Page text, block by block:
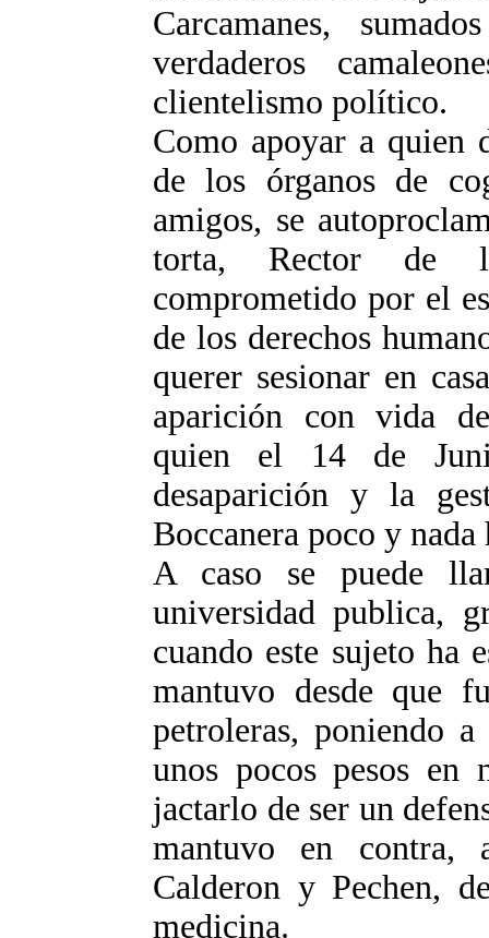
Carcamanes,
verdaderos
clientelismo político.
Como apoyar a quien
de los órganos de
amigos, se
torta, Rector de
comprometido por el
de los derechos
querer sesionar en
aparición con vida
quien el 14 de
desaparición y la
Boccanera poco y nada
A caso se puede
universidad publica,
cuando este sujeto ha
mantuvo desde que
petroleras, poniendo
unos pocos pesos en
jactarlo de ser un
mantuvo en contra,
Calderon y Pechen,
medicina.